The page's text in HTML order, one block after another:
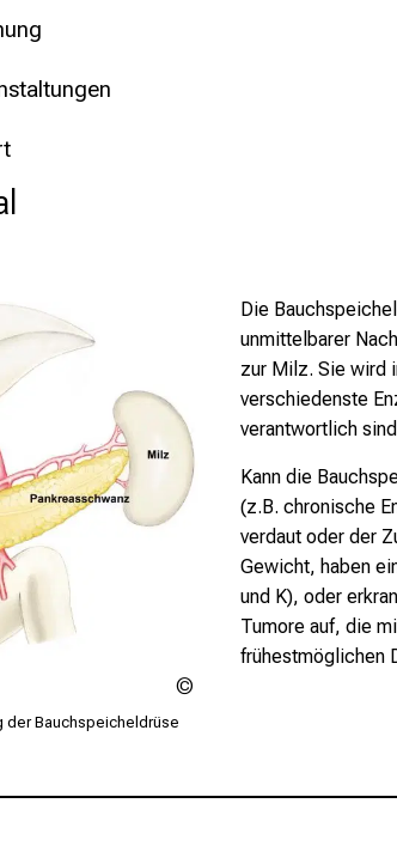
der Bauchspeicheldrüse
Die
unmittelbarer
zur Milz. Sie wird
verschiedenste
verantwortlich
Kann die
(z.B. chronische
verdaut oder der
Gewicht, haben
und K), oder
Tumore auf, die
frühestmöglichen